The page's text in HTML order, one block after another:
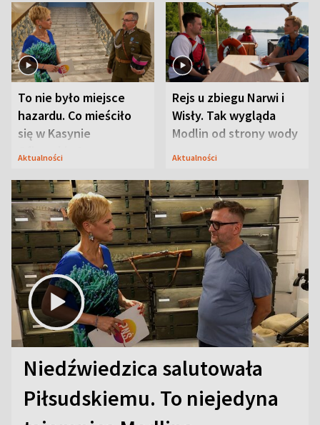
To nie było miejsce
hazardu. Co mieściło
się w Kasynie
Oficerskim?
Aktualności
Rejs u zbiegu Narwi i
Wisły. Tak wygląda
Modlin od strony wody
Aktualności
Niedźwiedzica salutowała
Piłsudskiemu. To niejedyna